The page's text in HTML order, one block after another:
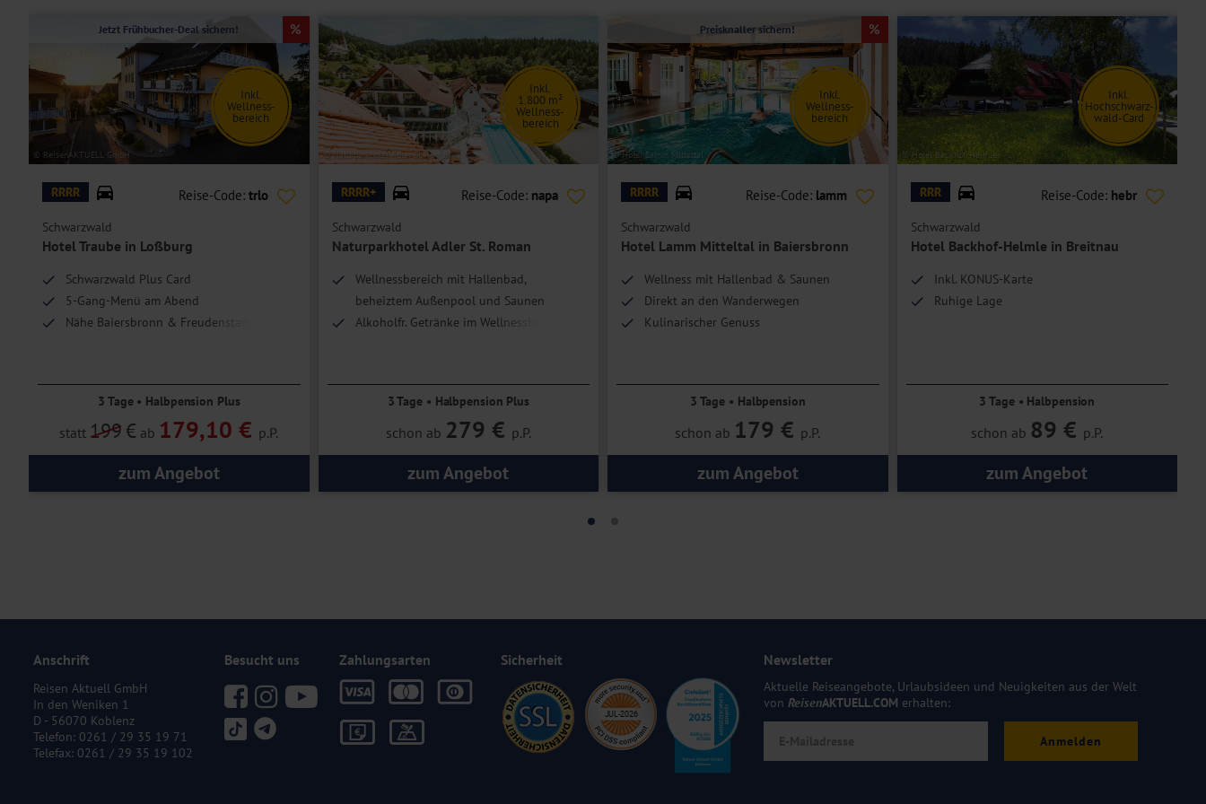
© ReisenAKTUELL GmbH
Inkl.
Wellness-
bereich
Jetzt Frühbucher-Deal sichern!
RRRR Reise-Code: trlo
Schwarzwald
Hotel Traube in Loßburg
Schwarzwald Plus Card
5-Gang-Menü am Abend
Nähe Baiersbronn & Freudenstadt
3 Tage • Halbpension Plus
statt 199€ ab 179,10 € p.P.
zum Angebot
© Naturparkhotel Adler St. Roman
Inkl.
1.800 m²
Wellness-
bereich
RRRR+ Reise-Code: napa
Schwarzwald
Naturparkhotel Adler St. Roman
Wellnessbereich mit Hallenbad,
beheiztem Außenpool und Saunen
Alkoholfr. Getränke im Wellnessbistro
3 Tage • Halbpension Plus
schon ab 279 € p.P.
zum Angebot
© Hotel Lamm Mitteltal
Inkl.
Wellness-
bereich
Preisknaller sichern!
RRRR Reise-Code: lamm
Schwarzwald
Hotel Lamm Mitteltal in Baiersbronn
Wellness mit Hallenbad & Saunen
Direkt an den Wanderwegen
Kulinarischer Genuss
3 Tage • Halbpension
schon ab 179 € p.P.
zum Angebot
© Hotel Backhof-Helmle
Inkl.
Hochschwarz-
wald-Card
RRR Reise-Code: hebr
Schwarzwald
Hotel Backhof-Helmle in Breitnau
Inkl. KONUS-Karte
Ruhige Lage
3 Tage • Halbpension
schon ab 89 € p.P.
zum Angebot
Anschrift
Reisen Aktuell GmbH
In den Weniken 1
D - 56070 Koblenz
Telefon: 0261 / 29 35 19 71
Telefax: 0261 / 29 35 19 102
Besucht uns Zahlungsarten Sicherheit Newsletter
Aktuelle Reiseangebote, Urlaubsideen und Neuigkeiten aus der Welt
von ReisenAKTUELL.COM erhalten:
Anmelden